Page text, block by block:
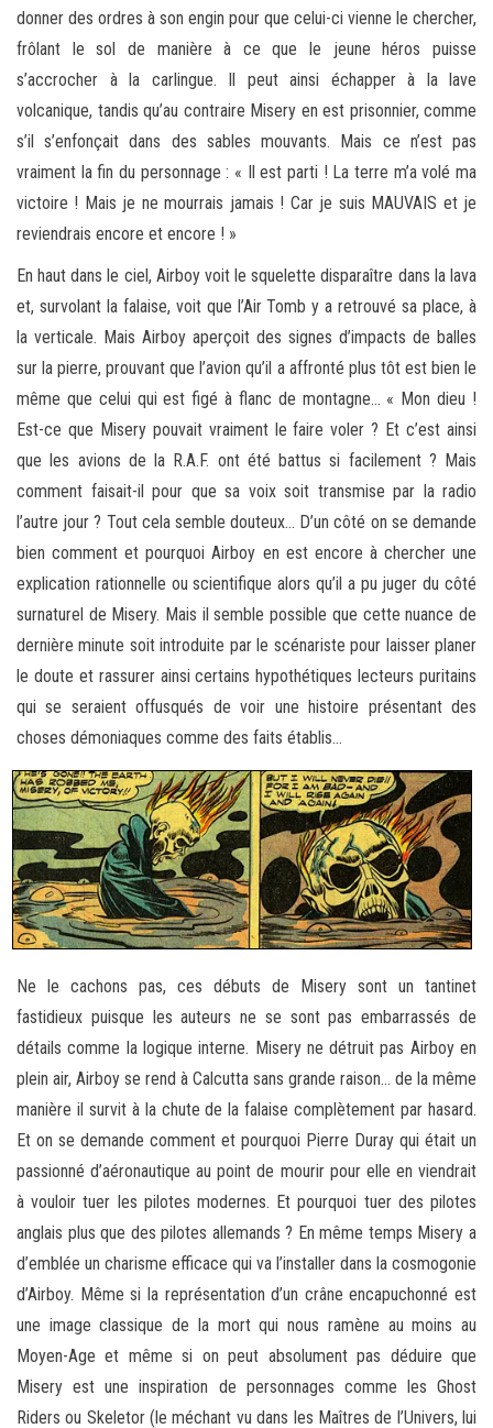
donner des ordres à son engin pour que celui-ci vienne le chercher,
frôlant le sol de manière à ce que le jeune héros puisse
s’accrocher à la carlingue. Il peut ainsi échapper à la lave
volcanique, tandis qu’au contraire Misery en est prisonnier, comme
s’il s’enfonçait dans des sables mouvants. Mais ce n’est pas
vraiment la fin du personnage : « Il est parti ! La terre m’a volé ma
victoire ! Mais je ne mourrais jamais ! Car je suis MAUVAIS et je
reviendrais encore et encore ! »
En haut dans le ciel, Airboy voit le squelette disparaître dans la lava
et, survolant la falaise, voit que l’Air Tomb y a retrouvé sa place, à
la verticale. Mais Airboy aperçoit des signes d’impacts de balles
sur la pierre, prouvant que l’avion qu’il a affronté plus tôt est bien le
même que celui qui est figé à flanc de montagne… « Mon dieu !
Est-ce que Misery pouvait vraiment le faire voler ? Et c’est ainsi
que les avions de la R.A.F. ont été battus si facilement ? Mais
comment faisait-il pour que sa voix soit transmise par la radio
l’autre jour ? Tout cela semble douteux… D’un côté on se demande
bien comment et pourquoi Airboy en est encore à chercher une
explication rationnelle ou scientifique alors qu’il a pu juger du côté
surnaturel de Misery. Mais il semble possible que cette nuance de
dernière minute soit introduite par le scénariste pour laisser planer
le doute et rassurer ainsi certains hypothétiques lecteurs puritains
qui se seraient offusqués de voir une histoire présentant des
choses démoniaques comme des faits établis…
Ne le cachons pas, ces débuts de Misery sont un tantinet
fastidieux puisque les auteurs ne se sont pas embarrassés de
détails comme la logique interne. Misery ne détruit pas Airboy en
plein air, Airboy se rend à Calcutta sans grande raison… de la même
manière il survit à la chute de la falaise complètement par hasard.
Et on se demande comment et pourquoi Pierre Duray qui était un
passionné d’aéronautique au point de mourir pour elle en viendrait
à vouloir tuer les pilotes modernes. Et pourquoi tuer des pilotes
anglais plus que des pilotes allemands ? En même temps Misery a
d’emblée un charisme efficace qui va l’installer dans la cosmogonie
d’Airboy. Même si la représentation d’un crâne encapuchonné est
une image classique de la mort qui nous ramène au moins au
Moyen-Age et même si on peut absolument pas déduire que
Misery est une inspiration de personnages comme les Ghost
Riders ou Skeletor (le méchant vu dans les Maîtres de l’Univers, lui